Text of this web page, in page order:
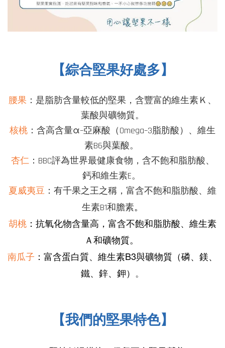
【綜合堅果好處多】
腰果 ：是脂肪含量較低的堅果，含豐富的維生素Ｋ、
葉酸與礦物質。
核桃 ：含高含量α–亞麻酸（Omega–3脂肪酸）、 維生
素B6與葉酸。
杏仁：BBC評為世界最健康食物，含不飽和脂肪酸、
鈣和維生素E。
夏威夷豆 ：有千果之王之稱，富含不飽和脂肪酸、維
生素B1和膽素。
胡桃 ：抗氧化物含量高，富含不飽和脂肪酸、維生素
Ａ和礦物質。
南瓜子 ：富含蛋白質、 維生素B3與礦物質（磷、鎂、
鐵、鋅、鉀） 。
【我們的堅果特色】